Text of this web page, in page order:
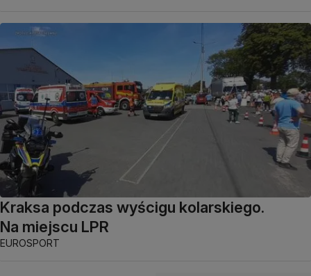
Kraksa podczas wyścigu kolarskiego.
Na miejscu LPR
EUROSPORT